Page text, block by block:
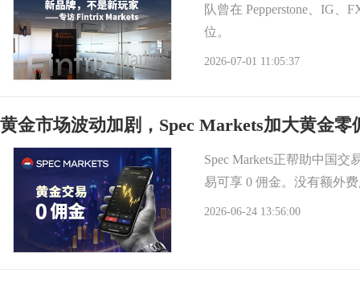
队曾在 Pepperstone、IG、
位。
2026-07-01 11:05:37
黄金市场波动加剧，Spec Markets加大黄金零
Spec Markets正帮助中国
易可享 0 佣金。没有额外
2026-06-24 13:56:00